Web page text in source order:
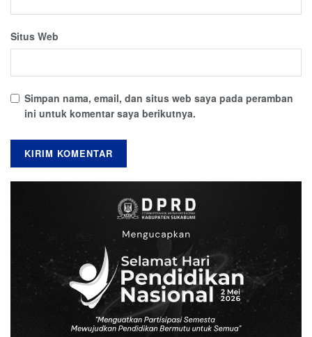
Situs Web
Simpan nama, email, dan situs web saya pada peramban
ini untuk komentar saya berikutnya.